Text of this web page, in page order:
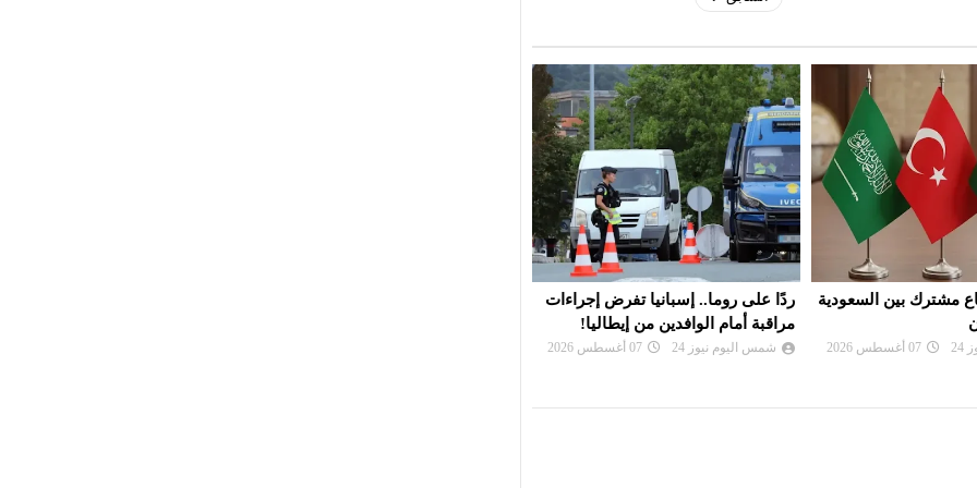
تفرض إجراءات
من إيطاليا!
07 أغسطس 2026
واشنطن تفرض عقوبات على منصات
للتداول تمول الحرس الثوري
شمس اليوم نيوز 24 07 أغسطس 2026